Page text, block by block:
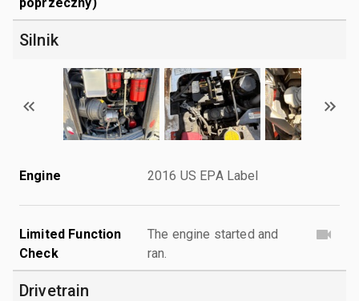
Silnik
Engine 2016 US EPA Label
Limited Function
Check
The engine started and
ran.
Drivetrain